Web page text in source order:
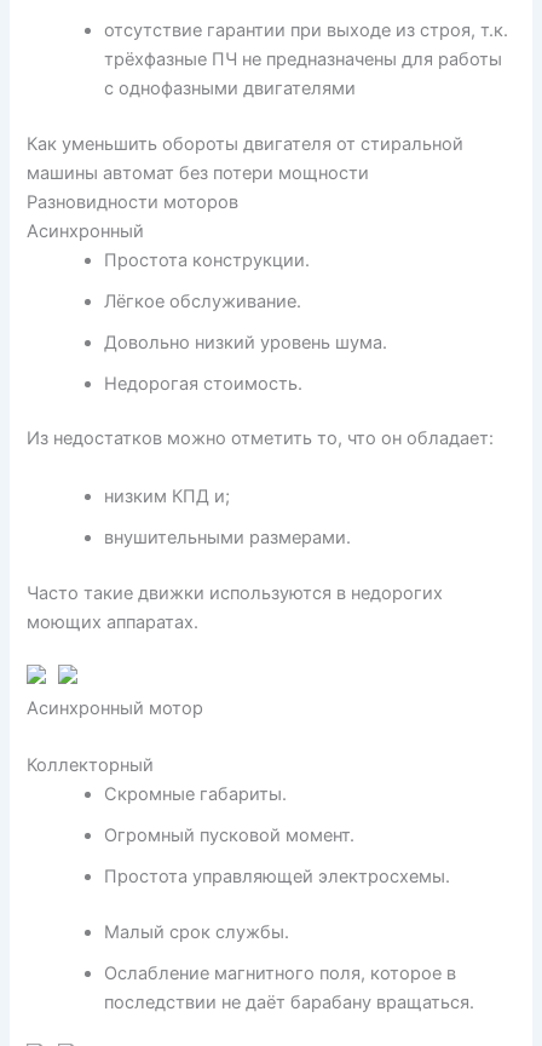
отсутствие гарантии при выходе из строя, т.к.
трёхфазные ПЧ не предназначены для работы
с однофазными двигателями
Как уменьшить обороты двигателя от стиральной
машины автомат без потери мощности
Разновидности моторов
Асинхронный
Простота конструкции.
Лёгкое обслуживание.
Довольно низкий уровень шума.
Недорогая стоимость.
Из недостатков можно отметить то, что он обладает:
низким КПД и;
внушительными размерами.
Часто такие движки используются в недорогих
моющих аппаратах.
Асинхронный мотор
Коллекторный
Скромные габариты.
Огромный пусковой момент.
Простота управляющей электросхемы.
Малый срок службы.
Ослабление магнитного поля, которое в
последствии не даёт барабану вращаться.